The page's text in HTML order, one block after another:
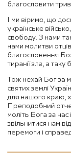
благословити
І ми віримо, що
українське
свободу. З нами
нами молитви
благословення
тиранії зла, а
Тож нехай Бог за
святих землі
для нашого краю,
Преподобний отче
моліть Бога за
звільнитися нам
перемоги і